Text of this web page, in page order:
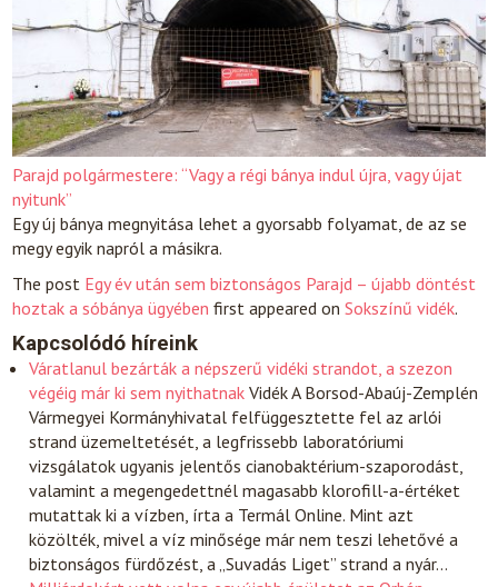
Parajd polgármestere: “Vagy a régi bánya indul újra, vagy újat
nyitunk”
Egy új bánya megnyitása lehet a gyorsabb folyamat, de az se
megy egyik napról a másikra.
The post Egy év után sem biztonságos Parajd – újabb döntést
hoztak a sóbánya ügyében first appeared onSokszínű vidék.
Kapcsolódó híreink
Váratlanul bezárták a népszerű vidéki strandot, a szezon
végéig már ki sem nyithatnak VidékA Borsod-Abaúj-Zemplén
Vármegyei Kormányhivatal felfüggesztette fel az arlói
strand üzemeltetését, a legfrissebb laboratóriumi
vizsgálatok ugyanis jelentős cianobaktérium-szaporodást,
valamint a megengedettnél magasabb klorofill-a-értéket
mutattak ki a vízben, írta a Termál Online. Mint azt
közölték, mivel a víz minősége már nem teszi lehetővé a
biztonságos fürdőzést, a „Suvadás Liget” strand a nyár…